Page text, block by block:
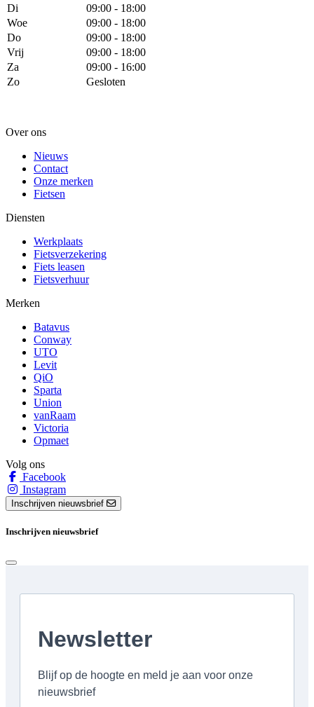
Di
09:00 - 18:00
Woe
09:00 - 18:00
Do
09:00 - 18:00
Vrij
09:00 - 18:00
Za
09:00 - 16:00
Zo
Gesloten
Over ons
Nieuws
Contact
Onze merken
Fietsen
Diensten
Werkplaats
Fietsverzekering
Fiets leasen
Fietsverhuur
Merken
Batavus
Conway
UTO
Levit
QiO
Sparta
Union
vanRaam
Victoria
Opmaet
Volg ons
Facebook
Instagram
Inschrijven nieuwsbrief
Inschrijven nieuwsbrief